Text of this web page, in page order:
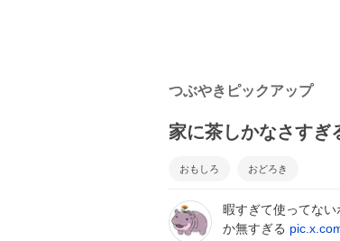
つぶやきピックアップ
家に茶しかなさすぎ
おもしろ おどろき
暇すぎて使ってな
か無すぎる